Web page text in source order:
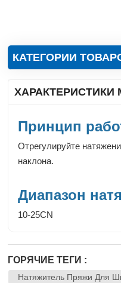
КАТЕГОРИИ
Принцип
Отрегулируйте
наклона.
Диапазон
10-25CN
ГОРЯЧИЕ ТЕГИ :
Натяжитель Пряжи Для